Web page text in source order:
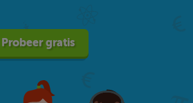
Probeer gratis